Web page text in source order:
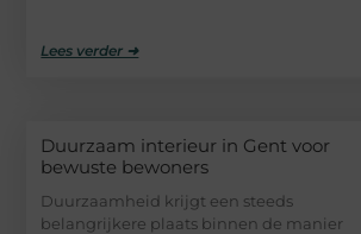
Lees verder ➜
Duurzaam interieur in Gent voor
bewuste bewoners
Duurzaamheid krijgt een steeds
belangrijkere plaats binnen de manier